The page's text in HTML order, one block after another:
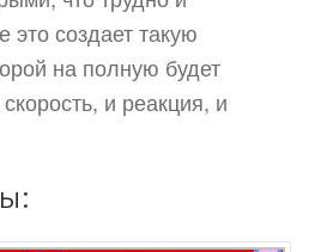
это создает такую
на полную будет
и реакция, и